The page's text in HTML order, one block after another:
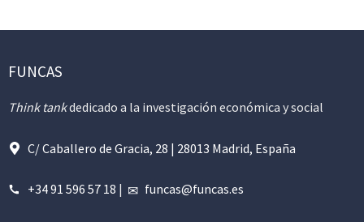
FUNCAS
Think tankdedicado a la investigación económica y social
C/ Caballero de Gracia, 28 | 28013 Madrid, España
+34 91 596 57 18 | funcas@funcas.es